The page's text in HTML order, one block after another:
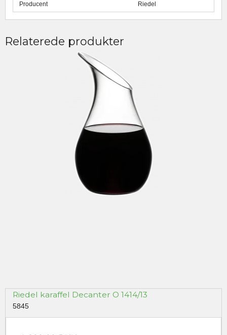
Producent Riedel
Relaterede produkter
Riedel karaffel Decanter O 1414/13
5845